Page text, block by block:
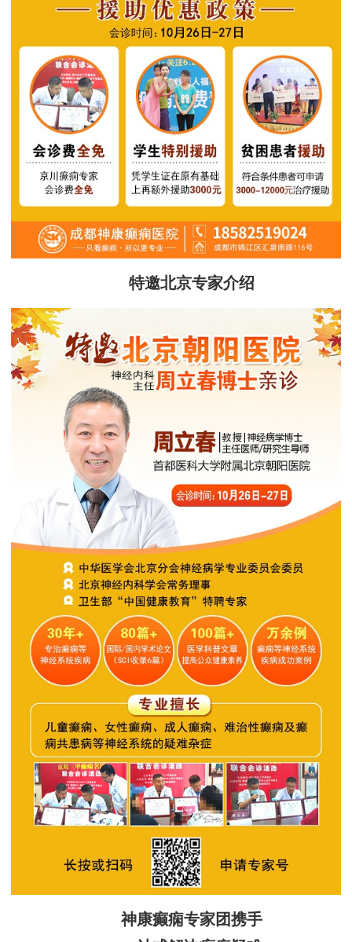
特邀北京专家介绍
神康癫痫专家团携手